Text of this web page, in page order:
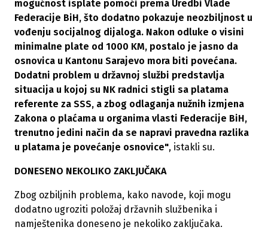
mogućnost isplate pomoći prema Uredbi Vlade
Federacije BiH, što dodatno pokazuje neozbiljnost u
vođenju socijalnog dijaloga. Nakon odluke o visini
minimalne plate od 1000 KM, postalo je jasno da
osnovica u Kantonu Sarajevo mora biti povećana.
Dodatni problem u državnoj službi predstavlja
situacija u kojoj su NK radnici stigli sa platama
referente za SSS, a zbog odlaganja nužnih izmjena
Zakona o plaćama u organima vlasti Federacije BiH,
trenutno jedini način da se napravi pravedna razlika
u platama je povećanje osnovice", istakli su.
DONESENO NEKOLIKO ZAKLJUČAKA
Zbog ozbiljnih problema, kako navode, koji mogu
dodatno ugroziti položaj državnih službenika i
namještenika doneseno je nekoliko zaključaka.